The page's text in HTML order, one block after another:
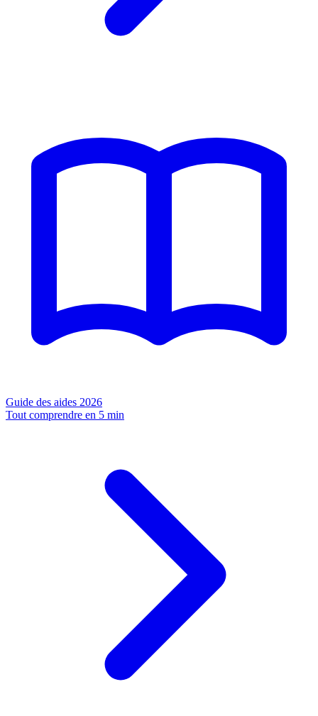
Guide des aides 2026
Tout comprendre en 5 min